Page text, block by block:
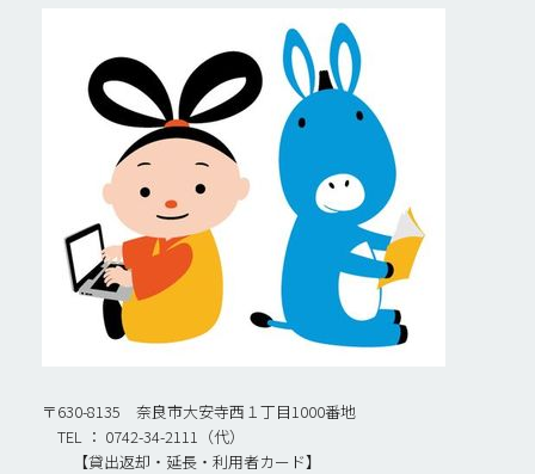
〒630-8135 奈良市大安寺西１丁目1000番地
TEL ： 0742-34-2111（代）
【貸出返却・延長・利用者カード】